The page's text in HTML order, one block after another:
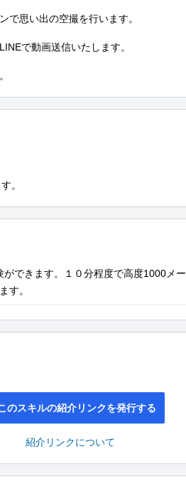
で思い出の空撮を行います。
で動画送信いたします。
。
できます。１０分程度で高度1000メー
す。
のスキルの紹介リンクを発行する
紹介リンクについて